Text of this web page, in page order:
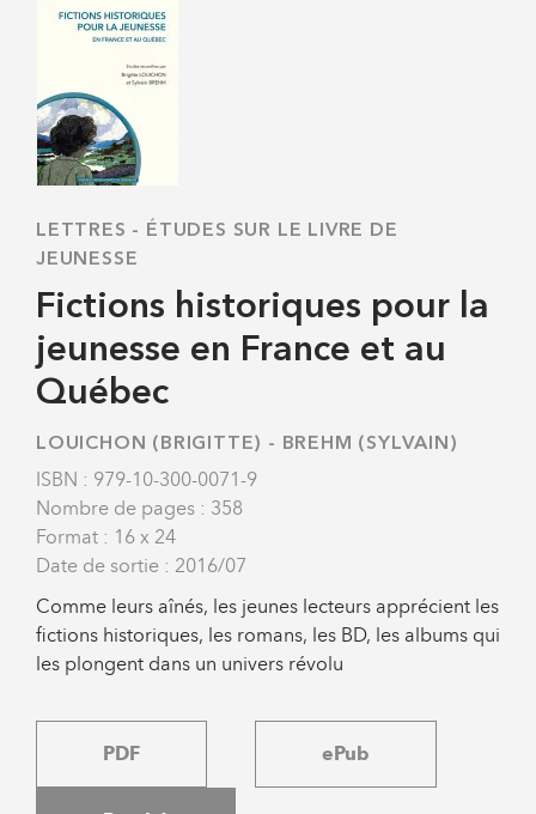
LETTRES -
ÉTUDES SUR LE LIVRE DE
JEUNESSE
Fictions historiques pour la
jeunesse en France et au
Québec
LOUICHON (BRIGITTE) - BREHM (SYLVAIN)
ISBN : 979-10-300-0071-9
Nombre de pages : 358
Format : 16 x 24
Date de sortie : 2016/07
Comme leurs aînés, les jeunes lecteurs apprécient les
fictions historiques, les romans, les BD, les albums qui
les plongent dans un univers révolu
PDF ePub